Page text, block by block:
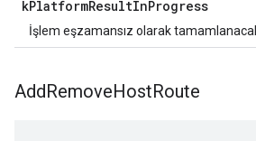
kPlatformResultInProgress
İşlem eşzamansız olarak
AddRemoveHostRoute